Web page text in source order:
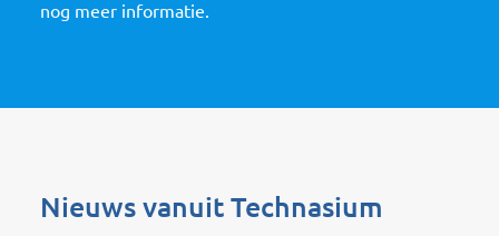
nog meer informatie.
Nieuws vanuit Technasium